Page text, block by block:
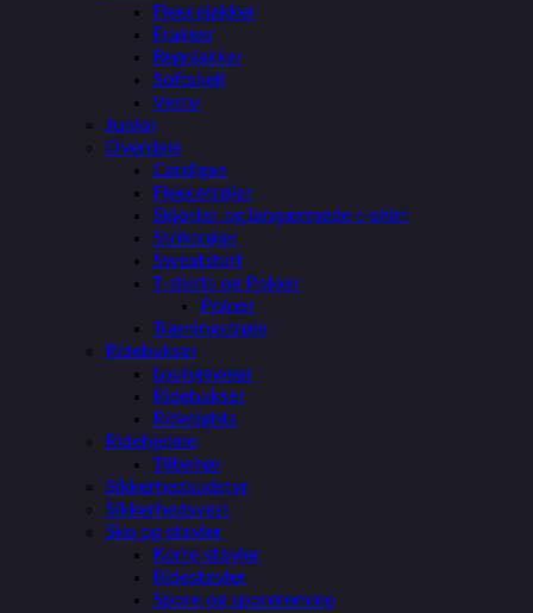
Fleecejakker
Frakker
Regnjakker
Softshell
Veste
Junior
Overdele
Cardigan
Fleecetrøjer
Skjorter og langærmede t-shirt
Striktrøjer
Sweatshirt
T-shirts og Poloer
Poloer
Træningstrøje
Ridebukser
Loungewear
Ridebukser
Ridetights
Ridehjelme
Tilbehør
Sikkerhedsudstyr
Sikkerhedsvest
Sko og støvler
Korte støvler
Ridestøvler
Spore og sporeremme